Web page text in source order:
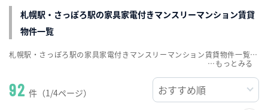
札幌駅・さっぽろ駅の家具家電付きマンスリーマンション賃貸
物件一覧
92 件（1/4ページ）
札幌駅・さっぽろ駅の家具家電付きマンスリーマンション賃貸物件一覧を、92件掲載中。敷金・礼金無料、家具・家電付をご紹介。こだわり条件での絞込みも簡単！
…